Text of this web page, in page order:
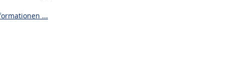
...